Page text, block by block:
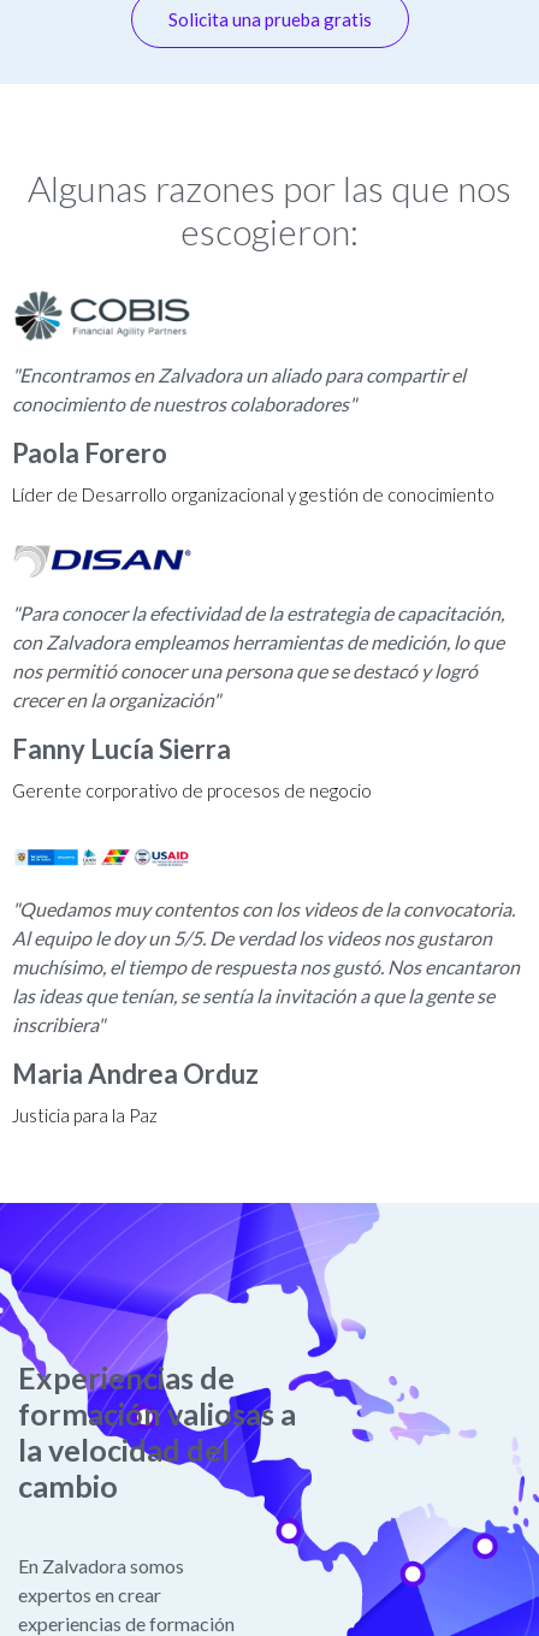
Solicita una prueba gratis
Algunas razones por las que nos
escogieron:
"Encontramos en Zalvadora un aliado para compartir el
conocimiento de nuestros colaboradores"
Paola Forero
Líder de Desarrollo organizacional y gestión de conocimiento
"Para conocer la efectividad de la estrategia de capacitación,
con Zalvadora empleamos herramientas de medición, lo que
nos permitió conocer una persona que se destacó y logró
crecer en la organización"
Fanny Lucía Sierra
Gerente corporativo de procesos de negocio
"Quedamos muy contentos con los videos de la convocatoria.
Al equipo le doy un 5/5. De verdad los videos nos gustaron
muchísimo, el tiempo de respuesta nos gustó. Nos encantaron
las ideas que tenían, se sentía la invitación a que la gente se
inscribiera"
Maria Andrea Orduz
Justicia para la Paz
Experiencias de
formación valiosas a
la velocidad del
cambio
En Zalvadora somos
expertos en crear
experiencias de formación